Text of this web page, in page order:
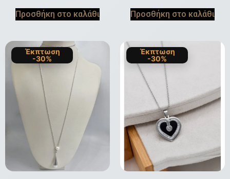
Προσθήκη στο καλάθι Προσθήκη στο καλάθι
Έκπτωση
-30%
Έκπτωση
-30%